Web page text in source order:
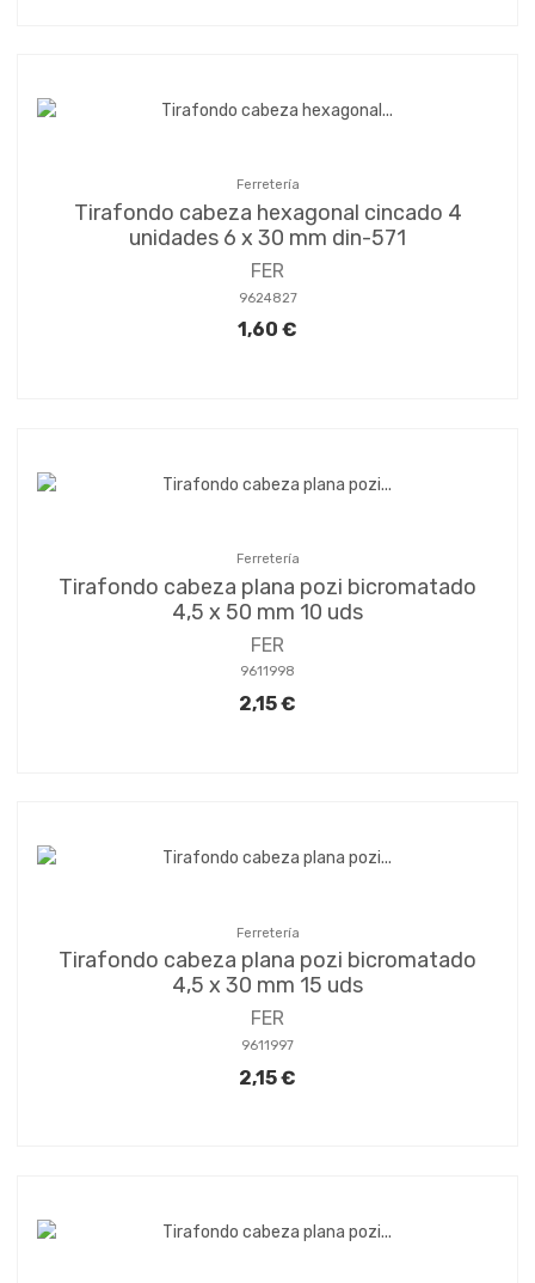
Ferretería
Tirafondo cabeza hexagonal cincado 4
unidades 6 x 30 mm din-571
FER
9624827
1,60 €
Ferretería
Tirafondo cabeza plana pozi bicromatado
4,5 x 50 mm 10 uds
FER
9611998
2,15 €
Ferretería
Tirafondo cabeza plana pozi bicromatado
4,5 x 30 mm 15 uds
FER
9611997
2,15 €